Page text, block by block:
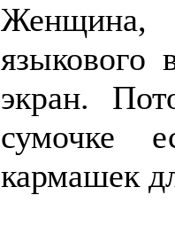
языкового
экран.
сумочке
кармашек